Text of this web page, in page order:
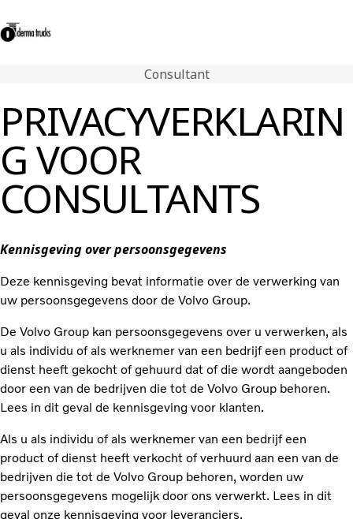
Volg ons op Facebook050 31 18 83
Volvo Trucks
Tweedehands trucks
Volvo Penta
Diensten
Nieuws
Consultant
PRIVACYVERKLARIN
G VOOR
CONSULTANTS
Kennisgeving over persoonsgegevens
Deze kennisgeving bevat informatie over de verwerking van
uw persoonsgegevens door de Volvo Group.
De Volvo Group kan persoonsgegevens over u verwerken, als
u als individu of als werknemer van een bedrijf een product of
dienst heeft gekocht of gehuurd dat of die wordt aangeboden
door een van de bedrijven die tot de Volvo Group behoren.
Lees in dit geval de kennisgeving voor klanten.
Als u als individu of als werknemer van een bedrijf een
product of dienst heeft verkocht of verhuurd aan een van de
bedrijven die tot de Volvo Group behoren, worden uw
persoonsgegevens mogelijk door ons verwerkt. Lees in dit
geval onze kennisgeving voor leveranciers.